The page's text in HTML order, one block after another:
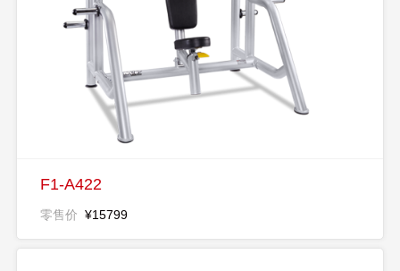
F1-A422
零售价 ¥15799